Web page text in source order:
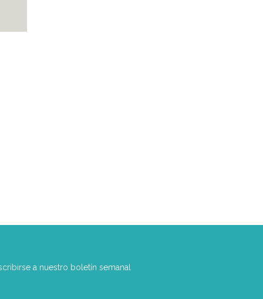
a nuestro boletín semanal